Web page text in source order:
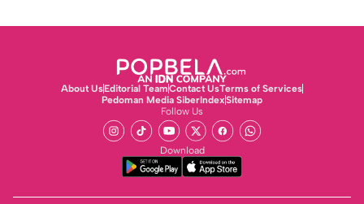
About UsEditorial TeamContact UsTerms of Services
Pedoman Media SiberIndexSitemap
Follow Us
Download